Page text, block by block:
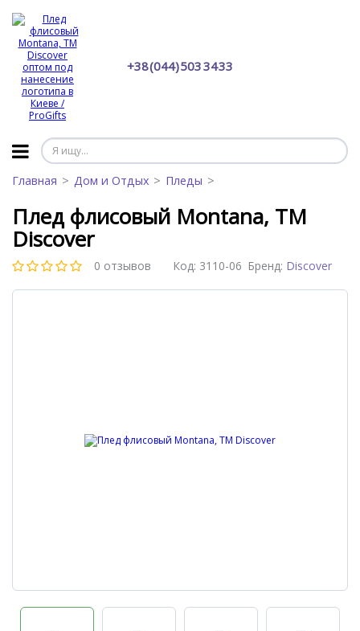
+38 (044) 503 34 33
Главная Дом и Отдых Пледы
Плед флисовый Montana, TM
Discover
0 отзывов Бренд: Discover
Код: 3110-06